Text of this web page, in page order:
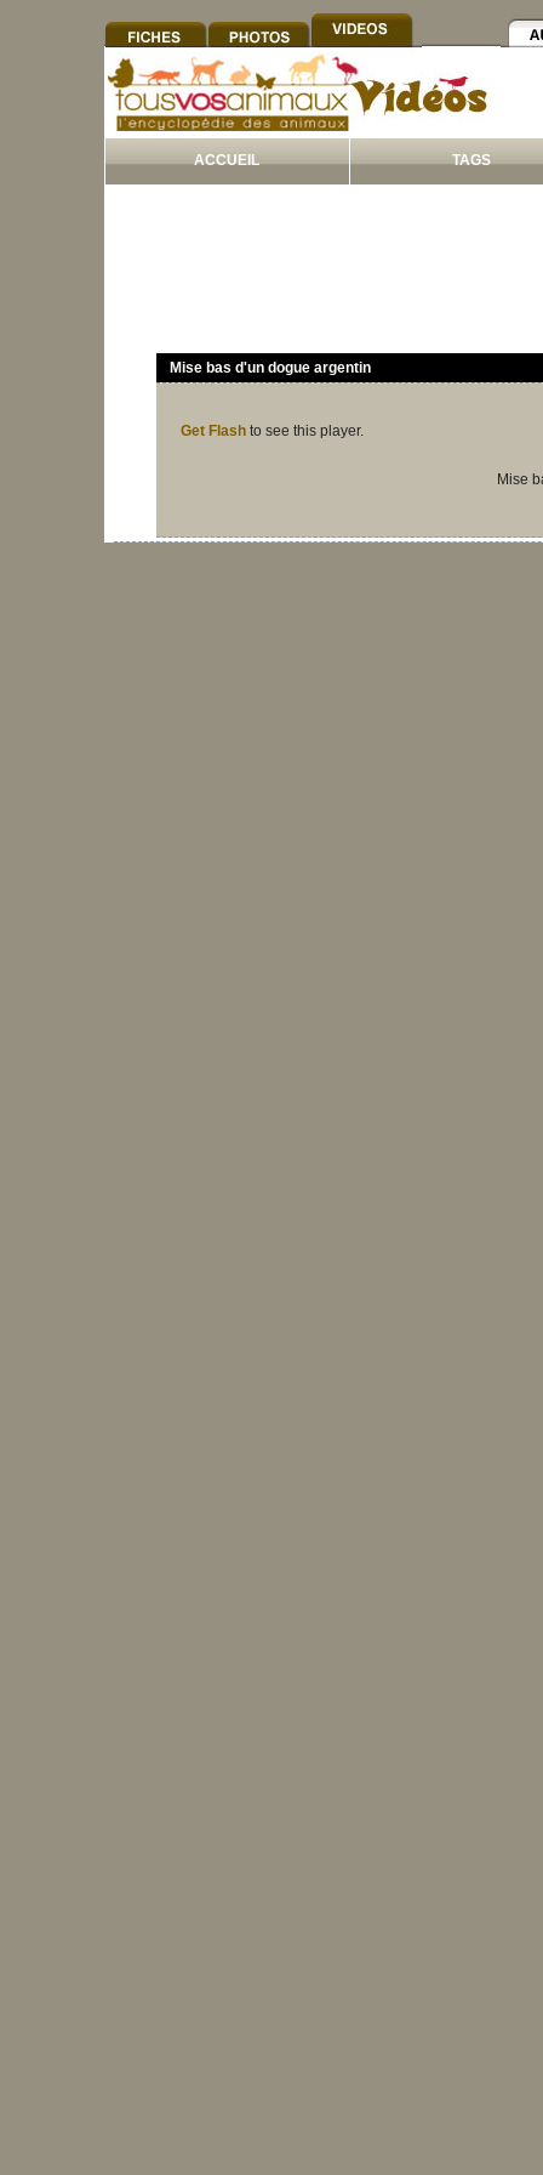
ACCUEIL TAGS
Mise bas d'un dogue argentin
Get Flash to see this player.
Mise